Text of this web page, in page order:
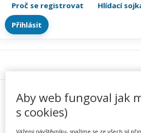
Proč se registrovat Hlídací
Přihlásit
Podpora psychické
Aby web fungoval jak
s cookies)
Vážený návštěvníku, snažíme se ze všech sil